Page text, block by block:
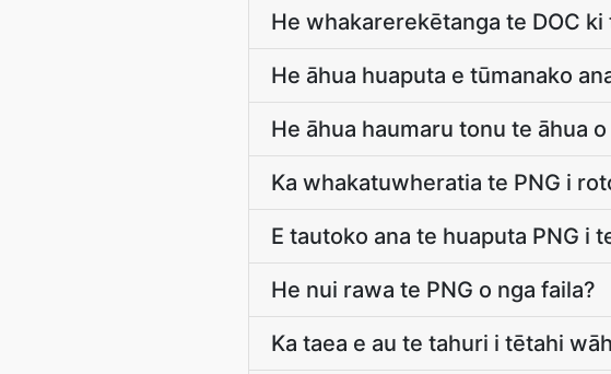
He whakarerekētanga te DOC ki
He āhua huaputa e tūmanako
He āhua haumaru tonu te āhua
Ka whakatuwheratia te PNG i
E tautoko ana te huaputa PNG i
He nui rawa te PNG o nga faila?
Ka taea e au te tahuri i tētahi